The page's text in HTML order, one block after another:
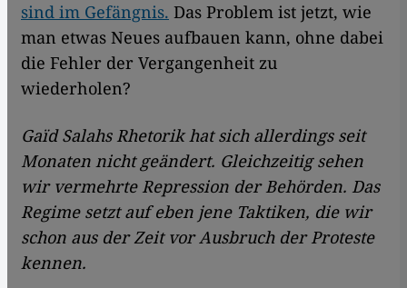
sind im Gefängnis. Das Problem ist jetzt, wie
man etwas Neues aufbauen kann, ohne dabei
die Fehler der Vergangenheit zu
wiederholen?
Gaïd Salahs Rhetorik hat sich allerdings seit
Monaten nicht geändert. Gleichzeitig sehen
wir vermehrte Repression der Behörden. Das
Regime setzt auf eben jene Taktiken, die wir
schon aus der Zeit vor Ausbruch der Proteste
kennen.